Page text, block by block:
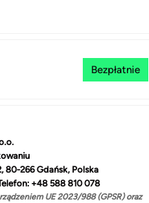
Bezpłatnie
80-266 Gdańsk, Polska
+48 588 810 078
UE 2023/988 (GPSR) oraz